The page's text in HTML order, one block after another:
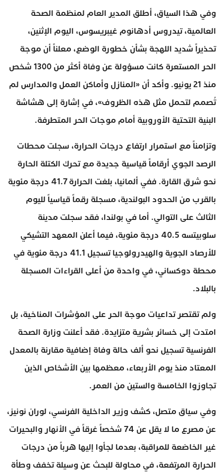
وفي هذا السياق، أطلق المدير العام لمنظمة الصحة
العالمية، تيدروس أدهانوم غيبريسوس، اليوم الإثنين،
تحذيراً شديد اللهجة بشأن خطورة الوضع، معلناً أن موجة
الحر المستعرة كانت مسؤولة عن وفاة أكثر من 1300 شخص
منذ 21 يونيو. وأكد أن «المنازل وأماكن العمل والمدارس لم
تُصمم لتحمل مثل هذه الظروف»، في إشارة إلى هشاشة
البنية التحتية الأوروبية أمام موجات الحر المتطرفة.
وتزامناً مع استمرار ارتفاع درجات الحرارة، سجلت محطات
الرصد الجوي أرقاماً قياسية جديدة مع تحرك الكتلة الحارة
نحو شرق القارة. ففي ألمانيا، بلغت الحرارة 41.7 درجة مئوية
بالقرب من الحدود البولندية، مسجلة رقماً قياسياً لليوم
الثالث على التوالي. أما في بولندا، فقد سجلت مدينة
سلوبيتسه 40.5 درجة مئوية، فيما أعلن المعهد التشيكي
للأرصاد الجوية والهيدرولوجيا تسجيل 41.1 درجة مئوية في
محطة دوكساني، في واحدة من أعلى القراءات المسجلة
بالبلاد.
ولم تقتصر تداعيات موجة الحر على المؤشرات المناخية، بل
امتدت إلى خسائر بشرية متزايدة. فقد أعلنت وزارة الصحة
الفرنسية تسجيل نحو ألف حالة وفاة إضافية مقارنة بالمعدل
المعتاد منذ يوم الأربعاء، معظمها بين الأشخاص الذين
تجاوزوا الخامسة والستين من العمر.
وفي سياق متصل، كشف وزير الداخلية الفرنسي، لوران نونيز،
عن مصرع ما لا يقل عن 74 شخصاً غرقاً في الأنهار والبحيرات
غير الخاضعة للمراقبة، بعدما لجأوا إليها هرباً من درجات
الحرارة المرتفعة، في محاولة للبحث عن وسيلة تخفف وطأة